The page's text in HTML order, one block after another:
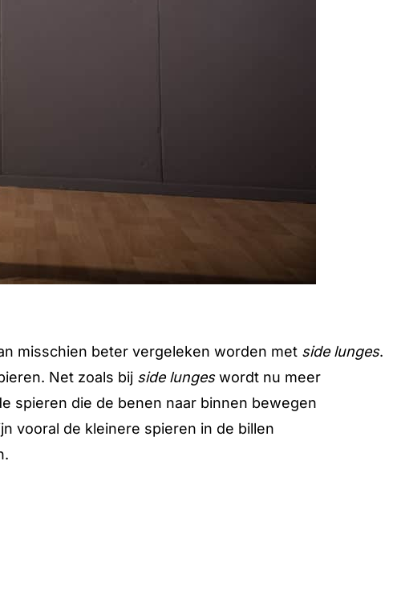
misschien beter vergeleken worden met side lunges.
Net zoals bij side lungeswordt nu meer
spieren die de benen naar binnen bewegen
vooral de kleinere spieren in de billen